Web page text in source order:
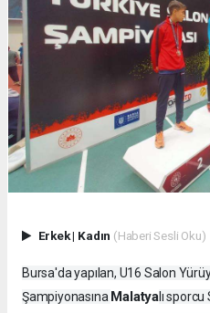
Erkek| Kadın (Haberi Sesli Oku)
Bursa'da yapılan, U16 Salon
Şampiyonasına Malatyalı sporcu